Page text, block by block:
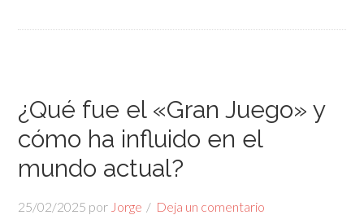
¿Qué fue el «Gran Juego» y
cómo ha influido en el
mundo actual?
25/02/2025 por Jorge Deja un comentario